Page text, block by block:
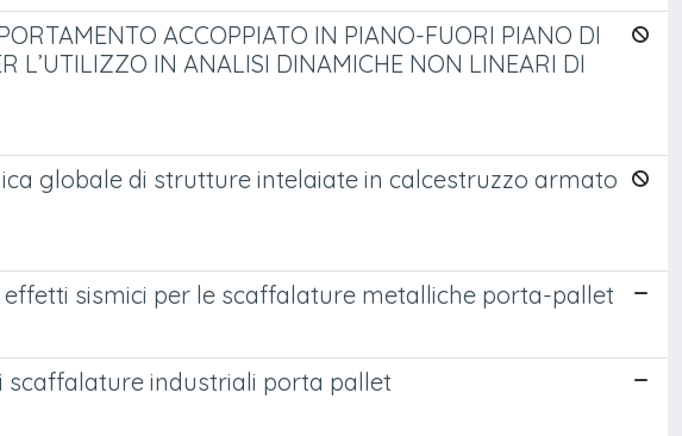
ACCOPPIATO IN PIANO-FUORI PIANO DI
L’UTILIZZO IN ANALISI DINAMICHE NON LINEARI DI
globale di strutture intelaiate in calcestruzzo armato
sismici per le scaffalature metalliche porta-pallet
scaffalature industriali porta pallet